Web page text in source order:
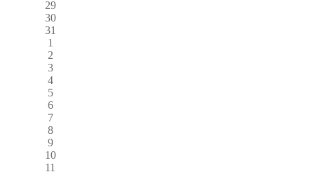
29
30
31
1
2
3
4
5
6
7
8
9
10
11